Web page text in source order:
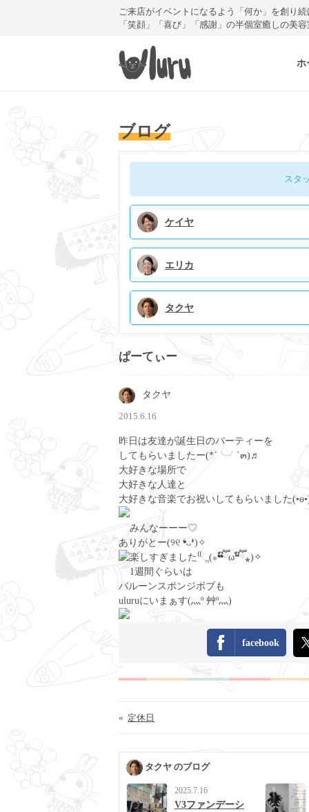
ご来店がイベントになるよう「何か」を創り続
「笑顔」「喜び」「感謝」の半個室癒しの美
ホ
ブログ
スタ
ケイヤ
エリカ
タクヤ
ぱーてぃー
タクヤ
2015.6.16
昨日は友達が誕生日のパーティーを
してもらいましたー(*´╰╯`๓)♬
大好きな場所で
大好きな人達と
大好きな音楽でお祝いしてもらいました
みんなーーー♡
ありがとー(୨୧ ❛ᴗ❛)✧
楽しすぎました⁽⁽ૢ(⁎❝ົཽω❝ົཽ⁎)✧
1週間ぐらいは
バルーンスポンジボブも
uluruにいまぁす(灬º 艸º灬)
facebook
« 定休日
タクヤ のブログ
2025.7.16
V3ファンデーシ